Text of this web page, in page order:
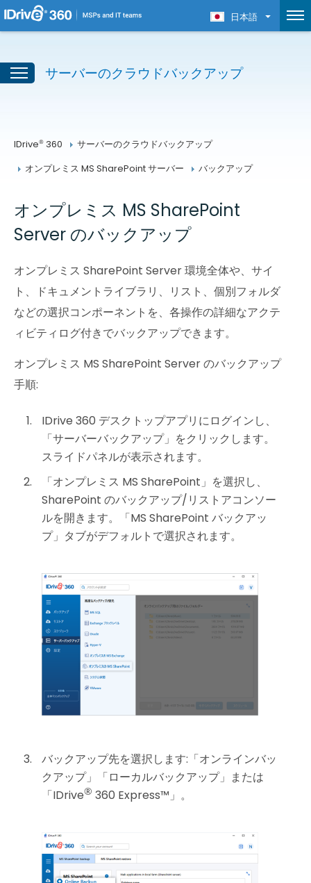
日本語
サーバーのクラウドバックアップ
IDrive® 360
サーバーのクラウドバックアップ
オンプレミス MS SharePoint サーバー
バックアップ
オンプレミス MS SharePoint
Server のバックアップ
オンプレミス SharePoint Server 環境全体や、サイ
ト、ドキュメントライブラリ、リスト、個別フォルダ
などの選択コンポーネントを、各操作の詳細なアクテ
ィビティログ付きでバックアップできます。
オンプレミス MS SharePoint Server のバックアップ
手順:
IDrive 360 デスクトップアプリにログインし、
「サーバーバックアップ」をクリックします。
スライドパネルが表示されます。
「オンプレミス MS SharePoint」を選択し、
SharePoint のバックアップ/リストアコンソー
ルを開きます。「MS SharePoint バックアッ
プ」タブがデフォルトで選択されます。
バックアップ先を選択します:「オンラインバッ
クアップ」「ローカルバックアップ」または
「IDrive® 360 Express™」。